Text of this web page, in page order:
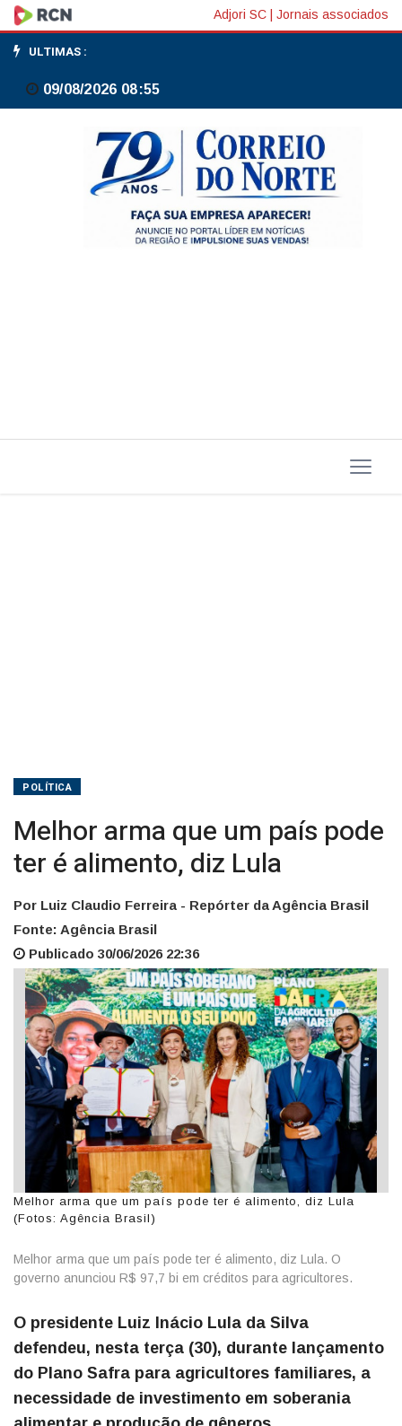
Melhor
arma
que
Adjori SC Jornais associados
ULTIMAS :
09/08/2026 08:55
POLÍTICA
Melhor arma que um país pode
ter é alimento, diz Lula
Por Luiz Claudio Ferreira - Repórter da Agência Brasil
Fonte: Agência Brasil
Publicado 30/06/2026 22:36
Melhor arma que um país pode ter é alimento, diz Lula
(Fotos: Agência Brasil)
Melhor arma que um país pode ter é alimento, diz Lula. O
governo anunciou R$ 97,7 bi em créditos para agricultores.
O presidente Luiz Inácio Lula da Silva
defendeu, nesta terça (30), durante lançamento
do Plano Safra para agricultores familiares, a
necessidade de investimento em soberania